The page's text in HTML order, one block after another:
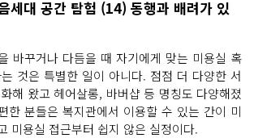
세대 공간 탐험 (14) 동행과 배려가 있
바꾸거나 다듬을 때 자기에게 맞는 미용실 혹
것은 특별한 일이 아니다. 점점 더 다양한 서
해 왔고 헤어살롱, 바버샵 등 명칭도 다양해졌
한 분들은 복지관에서 이용할 수 있는 간이 미
미용실 접근부터 쉽지 않은 실정이다.